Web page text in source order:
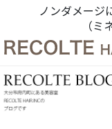
ノンダメージ
（